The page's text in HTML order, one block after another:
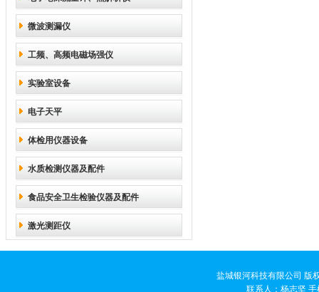
微波测漏仪
工频、高频电磁场强仪
实验室设备
电子天平
体检用仪器设备
水质检测仪器及配件
食品安全卫生检验仪器及配件
激光测距仪
盐城银河科技有限公司 版
联系人：杨志坚 手